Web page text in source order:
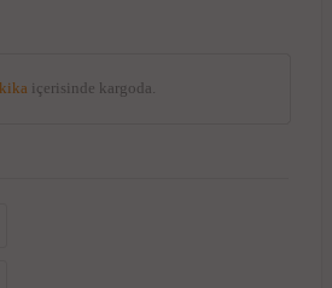
içerisinde kargoda.